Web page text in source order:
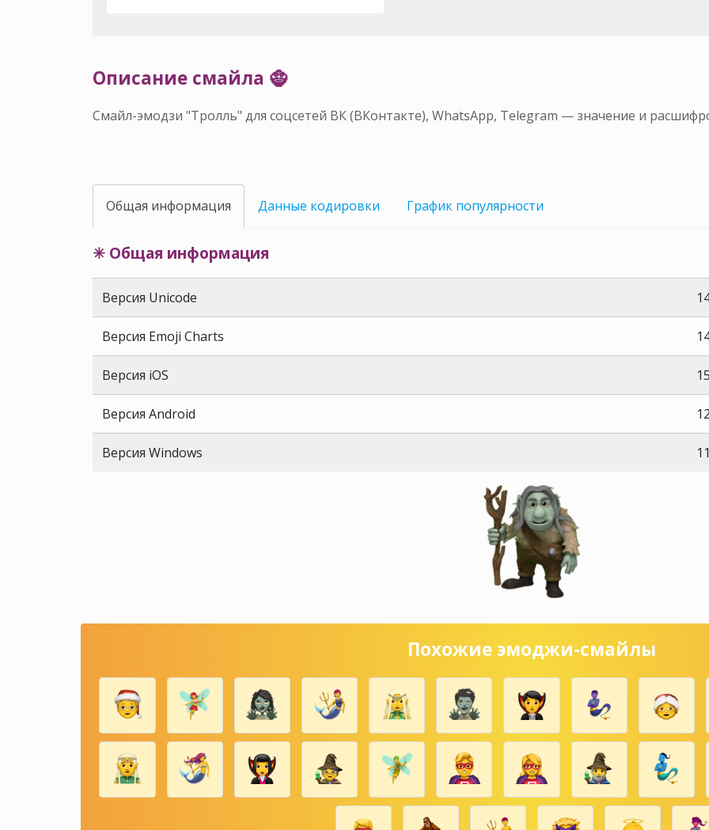
Описание смайла 🧌
Смайл-эмодзи "Тролль" для соцсетей ВК (ВКонтакте), WhatsApp, Telegram — значение и
Общая информация Данные кодировки График популярности
✳ Общая информация
Версия Unicode
Версия Emoji Charts
Версия iOS
Версия Android
Версия Windows
Похожие эмоджи-смайлы